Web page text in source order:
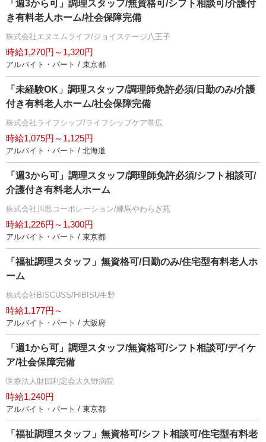
「週3から可」調理スタッフ/無資格可/シフト相談可/介護付
き有料老人ホーム/社会保障完備
株式会社エヌエムライフ/ジョイステージ八王子
時給1,270円～1,320円
アルバイト・パート / 東京都
「未経験OK」調理スタッフ/調理師免許必須/日勤のみ/介護
付き有料老人ホーム/社会保障完備
株式会社ライフシップ/ライフシップケア帯広
時給1,075円～1,125円
アルバイト・パート / 北海道
「週3から可」調理スタッフ/調理師免許必須/シフト相談可/
介護付き有料老人ホーム
株式会社川島コーポレーション/練馬やわらぎ苑
時給1,226円～1,300円
アルバイト・パート / 東京都
「福祉調理スタッフ」無資格可/日勤のみ/住宅型有料老人ホ
ーム
株式会社BISCUSS/HIBISU生野
時給1,177円～
アルバイト・パート / 大阪府
「週1から可」調理スタッフ/無資格可/シフト相談可/デイケ
ア/社会保障完備
医療法人財団利定会大久野病院
時給1,240円
アルバイト・パート / 東京都
「福祉調理スタッフ」無資格可/シフト相談可/住宅型有料老